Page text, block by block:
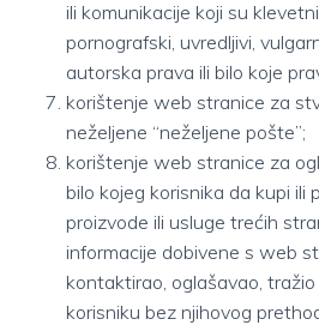
ili komunikacije koji su
pornografski, uvredljivi,
autorska prava ili bilo koje
korištenje web stranice za
neželjene “neželjene pošte”;
korištenje web stranice za
bilo kojeg korisnika da kupi ili
proizvode ili usluge trećih
informacije dobivene s web
kontaktirao, oglašavao,
korisniku bez njihovog